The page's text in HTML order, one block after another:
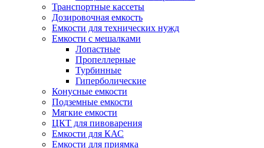
Транспортные кассеты
Дозировочная емкость
Емкости для технических нужд
Емкости с мешалками
Лопастные
Пропеллерные
Турбинные
Гиперболические
Конусные емкости
Подземные емкости
Мягкие емкости
ЦКТ для пивоварения
Емкости для КАС
Емкости для приямка